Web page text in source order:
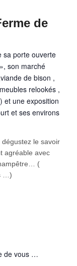
de
sa porte ouverte
son marché
de bison ,
relookés ,
et une exposition
et ses environs
le savoir
agréable avec
(
…)
de vous …